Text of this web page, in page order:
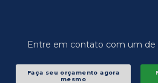
Entre em contato com um de
Faça seu orçamento agora
mesmo